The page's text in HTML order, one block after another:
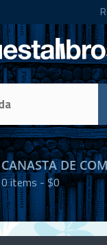
CANASTA DE
0items -$0